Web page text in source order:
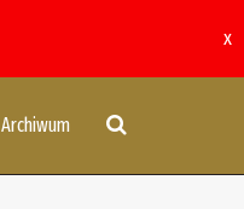
x
Archiwum